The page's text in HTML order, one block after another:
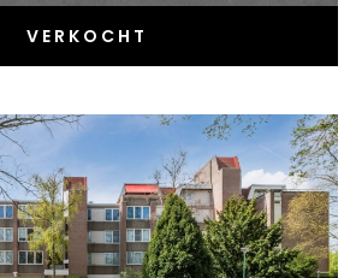
VERKOCHT